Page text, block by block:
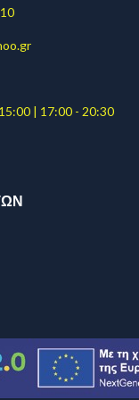
| 17:00 - 20:30